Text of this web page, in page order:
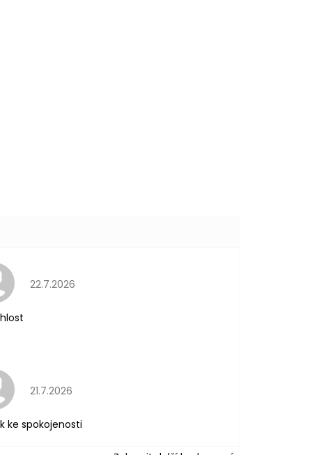
Hodnocení obchodu je 5 z 5 hvězdiček.
22.7.2026
Hodnocení obchodu je 5 z 5 hvězdiček.
21.7.2026
ke spokojenosti